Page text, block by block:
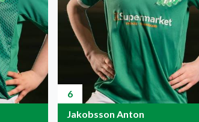
6
Jakobsson Anton